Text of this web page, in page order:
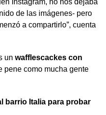
Instagram, no nos dejaba
de las imágenes- pero
a compartirlo”, cuenta
un wafflescackes con
pene como mucha gente
barrio Italia para probar